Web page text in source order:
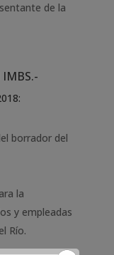
de la
borrador del
la
y empleadas
Río.